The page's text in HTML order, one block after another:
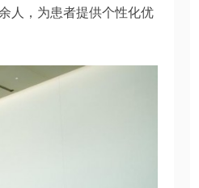
人，为患者提供个性化优